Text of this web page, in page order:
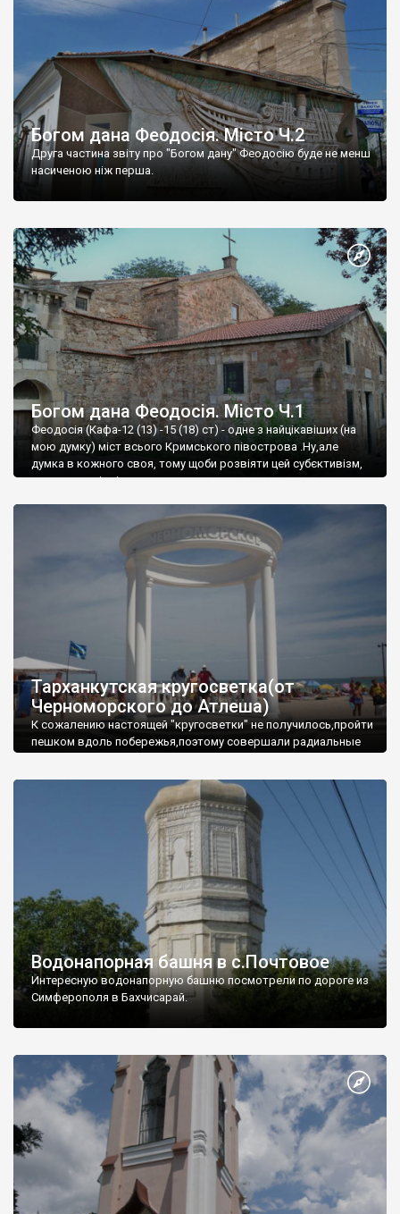
Богом дана Феодосія. Місто Ч.2
Друга частина звіту про "Богом дану" Феодосію буде не менш
насиченою ніж перша.
Богом дана Феодосія. Місто Ч.1
Феодосія (Кафа-12 (13) -15 (18) ст) - одне з найцікавіших (на
мою думку) міст всього Кримського півострова .Ну,але
думка в кожного своя, тому щоби розвіяти цей субєктивізм,
запрошую відвідати це
Тарханкутская кругосветка(от
Черноморского до Атлеша)
К сожалению настоящей "кругосветки" не получилось,пройти
пешком вдоль побережья,поэтому совершали радиальные
Водонапорная башня в с.Почтовое
Интересную водонапорную башню посмотрели по дороге из
Симферополя в Бахчисарай.